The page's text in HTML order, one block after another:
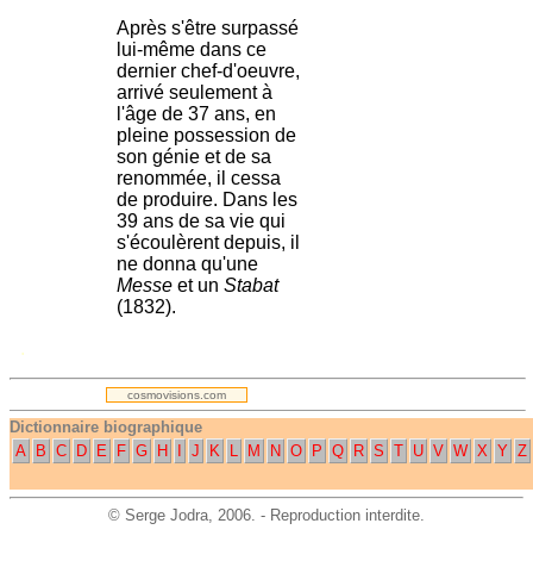
Après s'être surpassé
lui-même dans ce
dernier chef-d'oeuvre,
arrivé seulement à
l'âge de 37 ans, en
pleine possession de
son génie et de sa
renommée, il cessa
de produire. Dans les
39 ans de sa vie qui
s'écoulèrent depuis, il
ne donna qu'une
Messe et un Stabat
(1832).
.
cosmovisions.com
Dictionnaire biographique
A
B C D E F G H J K L M N O P Q R S T U V W X Y Z
© Serge Jodra, 2006. - Reproduction interdite.